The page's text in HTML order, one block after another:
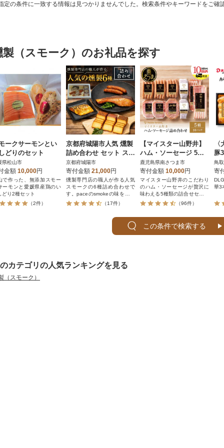
円
PayPay
クレジットカード決済
メルペイ
コンビニ支払い
ソフトバンクまとめて支払い
au PAY（auかんたん決済）
金融機関(Pay-easy決済)
発送種別
冷蔵便
冷凍便
解除 結果を見る（ 件
定の条件に一致する情報は見つかりませんでした。検索条件やキーワードをご確
製（スモーク）のお礼品を探す
ークサーモンとい
どりのセット
県松山市
金額 10,000円
で作った、無添加スモー
ーモンと愛媛県産鶏のい
どり2種セット
（2件）
京都府城陽市人気 燻製
詰め合わせ セット スモ
ークチーズ 塩鮭 塩さば
ギフト 豚肉 おつまみ
晩酌
京都府城陽市
寄付金額 21,000円
燻製専門店の職人が作る人気
スモークの6種詰め合わせで
す。paceのsmokeの味をご堪
能ください。
（17件）
【マイスター山野井】
ハム・ソーセージ 5種
詰合せ 計10P ギフト
贈答 冷蔵
鹿児島県南さつま市
寄付金額 10,000円
マイスター山野井のこだわり
のハム・ソーセージが贅沢に
味わえる5種類の詰合せセット
です
（96件）
豚
鳥
寄
華3
この条件で検索する
カテゴリの人気ランキングを見る
（スモーク）